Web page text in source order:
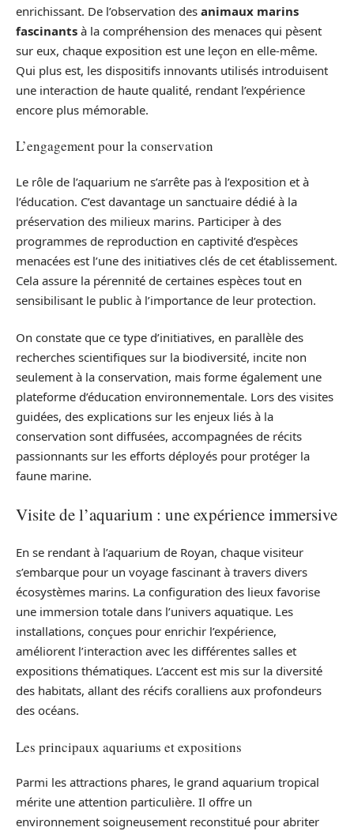
enrichissant. De l’observation des animaux marins
fascinants à la compréhension des menaces qui pèsent
sur eux, chaque exposition est une leçon en elle-même.
Qui plus est, les dispositifs innovants utilisés introduisent
une interaction de haute qualité, rendant l’expérience
encore plus mémorable.
L’engagement pour la conservation
Le rôle de l’aquarium ne s’arrête pas à l’exposition et à
l’éducation. C’est davantage un sanctuaire dédié à la
préservation des milieux marins. Participer à des
programmes de reproduction en captivité d’espèces
menacées est l’une des initiatives clés de cet établissement.
Cela assure la pérennité de certaines espèces tout en
sensibilisant le public à l’importance de leur protection.
On constate que ce type d’initiatives, en parallèle des
recherches scientifiques sur la biodiversité, incite non
seulement à la conservation, mais forme également une
plateforme d’éducation environnementale. Lors des visites
guidées, des explications sur les enjeux liés à la
conservation sont diffusées, accompagnées de récits
passionnants sur les efforts déployés pour protéger la
faune marine.
Visite de l’aquarium : une expérience immersive
En se rendant à l’aquarium de Royan, chaque visiteur
s’embarque pour un voyage fascinant à travers divers
écosystèmes marins. La configuration des lieux favorise
une immersion totale dans l’univers aquatique. Les
installations, conçues pour enrichir l’expérience,
améliorent l’interaction avec les différentes salles et
expositions thématiques. L’accent est mis sur la diversité
des habitats, allant des récifs coralliens aux profondeurs
des océans.
Les principaux aquariums et expositions
Parmi les attractions phares, le grand aquarium tropical
mérite une attention particulière. Il offre un
environnement soigneusement reconstitué pour abriter